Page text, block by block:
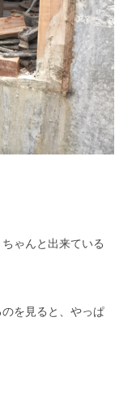
ゃんと出来ている
を見ると、やっぱ